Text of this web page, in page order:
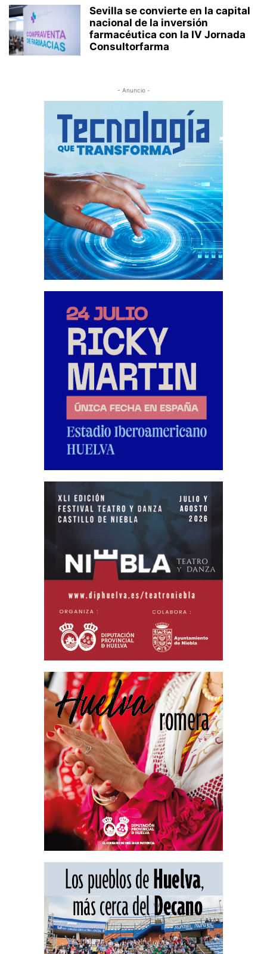
Sevilla se convierte en la capital
nacional de la inversión
farmacéutica con la IV Jornada
Consultorfarma
- Anuncio -